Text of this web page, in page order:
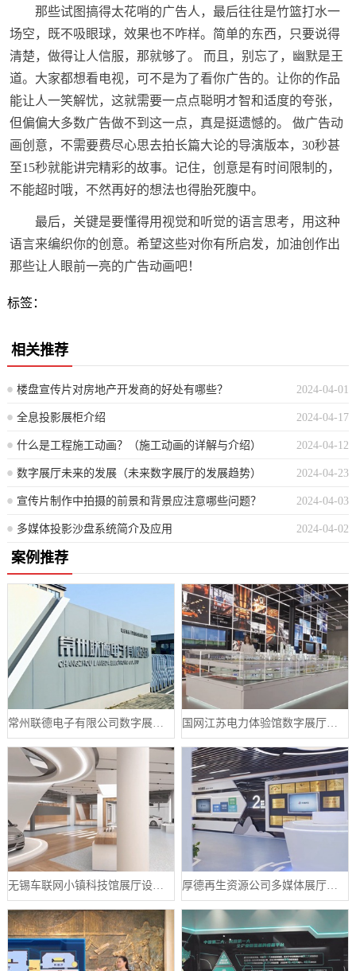
那些试图搞得太花哨的广告人，最后往往是竹篮打水一
场空，既不吸眼球，效果也不咋样。简单的东西，只要说得
清楚，做得让人信服，那就够了。 而且，别忘了，幽默是王
道。大家都想看电视，可不是为了看你广告的。让你的作品
能让人一笑解忧，这就需要一点点聪明才智和适度的夸张，
但偏偏大多数广告做不到这一点，真是挺遗憾的。 做广告动
画创意，不需要费尽心思去拍长篇大论的导演版本，30秒甚
至15秒就能讲完精彩的故事。记住，创意是有时间限制的，
不能超时哦，不然再好的想法也得胎死腹中。
最后，关键是要懂得用视觉和听觉的语言思考，用这种
语言来编织你的创意。希望这些对你有所启发，加油创作出
那些让人眼前一亮的广告动画吧！
标签：
相关推荐
2024-04-01
楼盘宣传片对房地产开发商的好处有哪些？
2024-04-17
全息投影展柜介绍
2024-04-12
什么是工程施工动画？（施工动画的详解与介绍）
2024-04-23
数字展厅未来的发展（未来数字展厅的发展趋势）
2024-04-03
宣传片制作中拍摄的前景和背景应注意哪些问题？
2024-04-02
多媒体投影沙盘系统简介及应用
案例推荐
常州联德电子有限公司数字展厅设计案例
无锡车联网小镇科技馆展厅设计案例 厚德再生资源公司多媒体展厅设计案例